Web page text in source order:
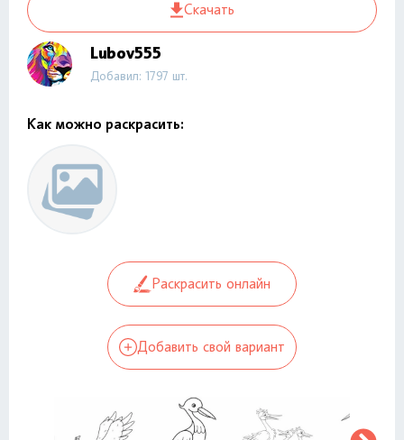
Скачать
Lubov555
Добавил: 1797 шт.
Как можно раскрасить:
Раскрасить онлайн
Добавить свой вариант